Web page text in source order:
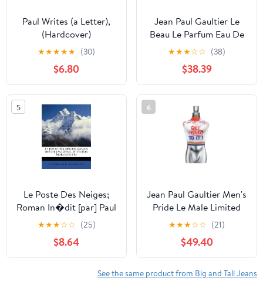
Paul Writes (a Letter),
(Hardcover)
★★★★★ (30)
$6.80
Jean Paul Gaultier Le
Beau Le Parfum Eau De
Parfum Intense Spray
125ml/4.2oz
★★★☆☆ (38)
$38.39
5
Le Poste Des Neiges;
Roman In�dit [par] Paul
Et Victor Margueritte
Paperback
★★★☆☆ (25)
$8.64
6
Jean Paul Gaultier Men's
Pride Le Male Limited
Edit 2023 EDT 4.2 oz
Fragrances
8435415076203
★★★☆☆ (21)
$49.40
See the same product from Big and Tall Jeans